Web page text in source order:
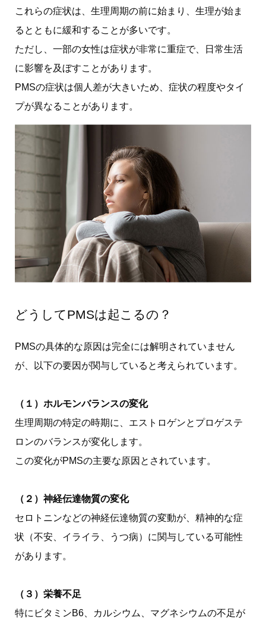
これらの症状は、生理周期の前に始まり、生理が始ま
るとともに緩和することが多いです。
ただし、一部の女性は症状が非常に重症で、日常生活
に影響を及ぼすことがあります。
PMSの症状は個人差が大きいため、症状の程度やタイ
プが異なることがあります。
どうしてPMSは起こるの？
PMSの具体的な原因は完全には解明されていません
が、以下の要因が関与していると考えられています。
（１）ホルモンバランスの変化
生理周期の特定の時期に、エストロゲンとプロゲステ
ロンのバランスが変化します。
この変化がPMSの主要な原因とされています。
（２）神経伝達物質の変化
セロトニンなどの神経伝達物質の変動が、精神的な症
状（不安、イライラ、うつ病）に関与している可能性
があります。
（３）栄養不足
特にビタミンB6、カルシウム、マグネシウムの不足が